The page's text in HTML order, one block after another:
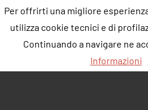
Per offrirti una migliore
utilizza cookie tecnici e di
Continuando a navigare ne
Informazioni